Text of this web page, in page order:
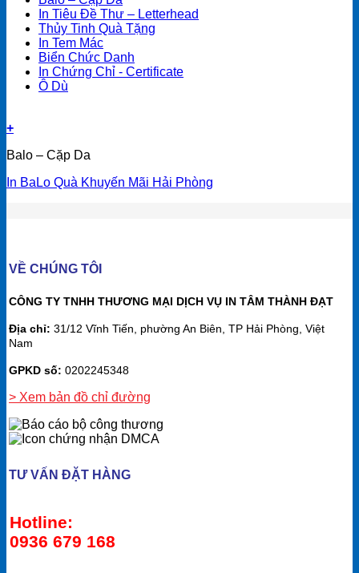
In Tiêu Đề Thư – Letterhead
Thủy Tinh Quà Tặng
In Tem Mác
Biển Chức Danh
In Chứng Chỉ - Certificate
Ô Dù
+
Balo – Cặp Da
In BaLo Quà Khuyến Mãi Hải Phòng
VỀ CHÚNG TÔI
CÔNG TY TNHH THƯƠNG MẠI DỊCH VỤ IN TÂM THÀNH ĐẠT
Địa chỉ: 31/12 Vĩnh Tiến, phường An Biên, TP Hải Phòng, Việt
Nam
GPKD số: 0202245348
> Xem bản đồ chỉ đường
TƯ VẤN ĐẶT HÀNG
Hotline:
0936 679 168